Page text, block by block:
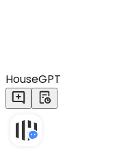
HouseGPT